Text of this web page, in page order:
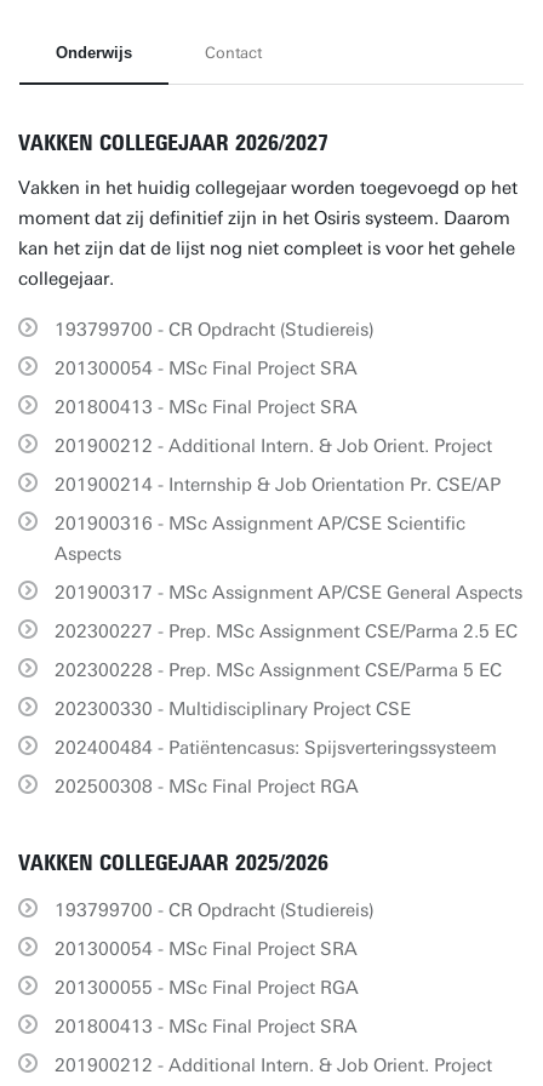
Onderwijs Contact
VAKKEN COLLEGEJAAR 2026/2027
Vakken in het huidig collegejaar worden toegevoegd op het
moment dat zij definitief zijn in het Osiris systeem. Daarom
kan het zijn dat de lijst nog niet compleet is voor het gehele
collegejaar.
193799700 - CR Opdracht (Studiereis)
201300054 - MSc Final Project SRA
201800413 - MSc Final Project SRA
201900212 - Additional Intern. & Job Orient. Project
201900214 - Internship & Job Orientation Pr. CSE/AP
201900316 - MSc Assignment AP/CSE Scientific
Aspects
201900317 - MSc Assignment AP/CSE General Aspects
202300227 - Prep. MSc Assignment CSE/Parma 2.5 EC
202300228 - Prep. MSc Assignment CSE/Parma 5 EC
202300330 - Multidisciplinary Project CSE
202400484 - Patiëntencasus: Spijsverteringssysteem
202500308 - MSc Final Project RGA
VAKKEN COLLEGEJAAR 2025/2026
193799700 - CR Opdracht (Studiereis)
201300054 - MSc Final Project SRA
201300055 - MSc Final Project RGA
201800413 - MSc Final Project SRA
201900212 - Additional Intern. & Job Orient. Project